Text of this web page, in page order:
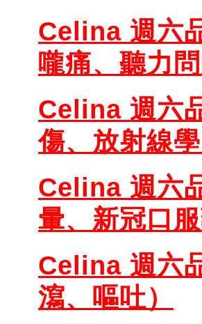
Celina 週六
嚨痛、聽力問
Celina 週六
傷、放射線學
Celina 週六
暈、新冠口服
Celina 週六
瀉、嘔吐）